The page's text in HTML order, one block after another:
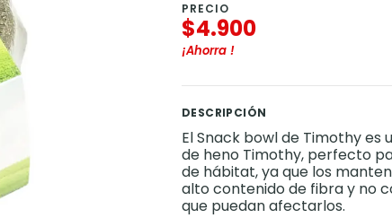
PRECIO
$4.900
¡Ahorra !
DESCRIPCIÓN
El Snack bowl de Timothy
de heno Timothy, perfecto
de hábitat, ya que los
alto contenido de fibra y no
que puedan afectarlos.